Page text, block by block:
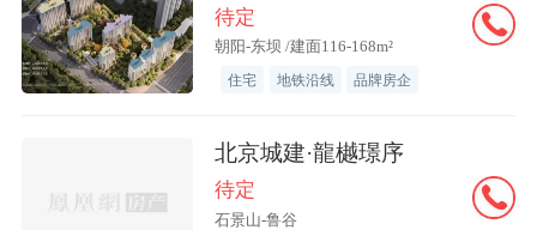
“IT人士是项目的重要客群，他们追求
逻辑闭环与空间秩序，我们用精工标准精
准回应这份需求。大连中海爱贤里项目采
用全维对缝工艺，实现景观、幕墙、精装
的三专业的极致对缝，如果从空中俯瞰，
待定
朝阳-东坝 /建面116-168m²
住宅 地铁沿线 品牌房企
北京城建·龍樾璟序
待定
石景山-鲁谷